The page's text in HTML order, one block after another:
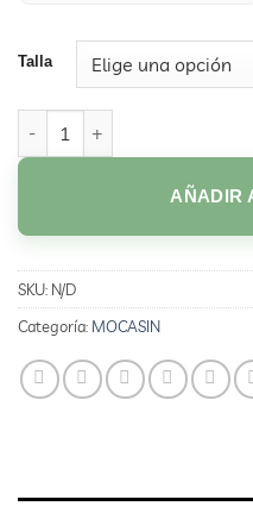
Talla
AÑADIR
SKU: N/D
Categoría: MOCASIN